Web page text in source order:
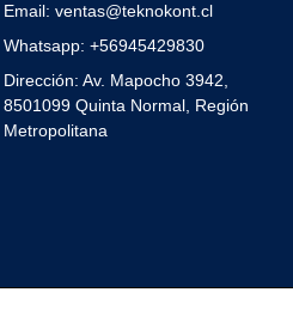
Email: ventas@teknokont.cl
Whatsapp: +56945429830
Dirección: Av. Mapocho 3942,
8501099 Quinta Normal, Región
Metropolitana